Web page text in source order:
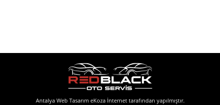
Antalya Web TasarımeKoza İnternet tarafından yapılmıştır.